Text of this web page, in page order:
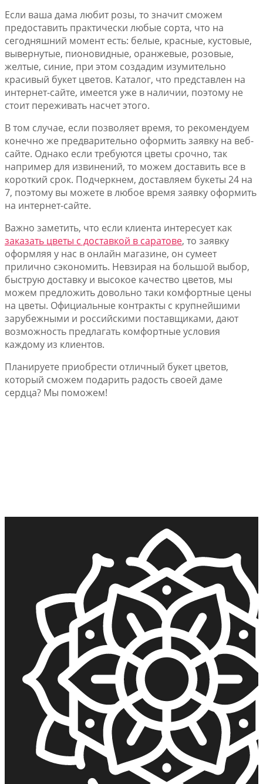
Если ваша дама любит розы, то значит сможем
предоставить практически любые сорта, что на
сегодняшний момент есть: белые, красные, кустовые,
вывернутые, пионовидные, оранжевые, розовые,
желтые, синие, при этом создадим изумительно
красивый букет цветов. Каталог, что представлен на
интернет-сайте, имеется уже в наличии, поэтому не
стоит переживать насчет этого.
В том случае, если позволяет время, то рекомендуем
конечно же предварительно оформить заявку на веб-
сайте. Однако если требуются цветы срочно, так
например для извинений, то можем доставить все в
короткий срок. Подчеркнем, доставляем букеты 24 на
7, поэтому вы можете в любое время заявку оформить
на интернет-сайте.
Важно заметить, что если клиента интересует как
заказать цветы с доставкой в саратове, то заявку
оформляя у нас в онлайн магазине, он сумеет
прилично сэкономить. Невзирая на большой выбор,
быструю доставку и высокое качество цветов, мы
можем предложить довольно таки комфортные цены
на цветы. Официальные контракты с крупнейшими
зарубежными и российскими поставщиками, дают
возможность предлагать комфортные условия
каждому из клиентов.
Планируете приобрести отличный букет цветов,
который сможем подарить радость своей даме
сердца? Мы поможем!